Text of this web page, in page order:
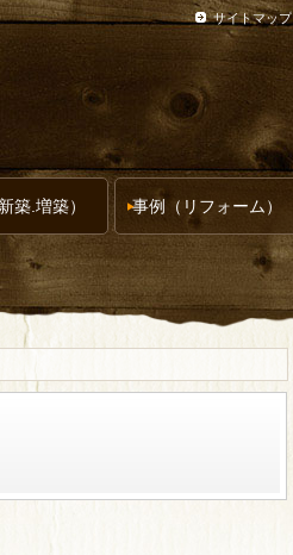
サイトマップ
築.増築） 事例（リフォーム）